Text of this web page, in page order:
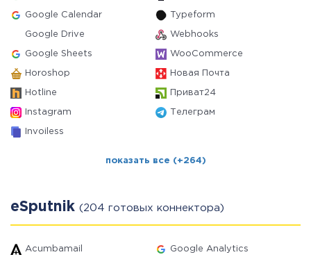
Google Calendar Typeform
Google Drive Webhooks
Google Sheets WooCommerce
Horoshop Новая Почта
Hotline Приват24
Instagram Телеграм
Invoiless
показать все (+264)
eSputnik (204 готовых коннектора)
Acumbamail Google Analytics